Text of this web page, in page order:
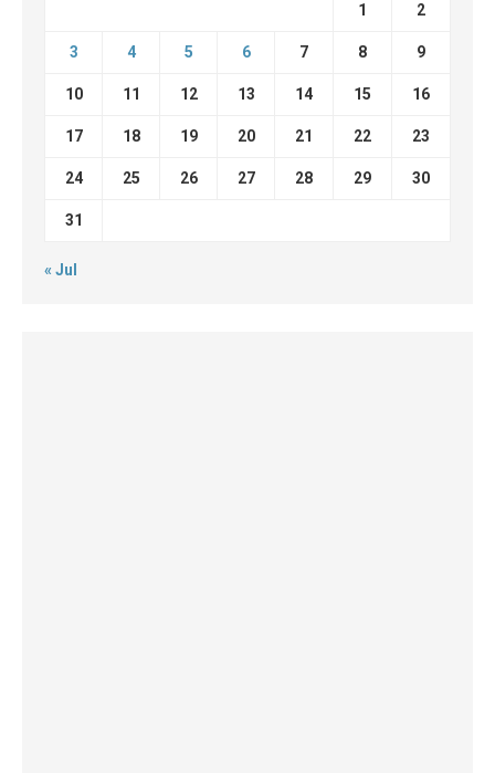
1 2
3 4 5 6 7 8 9
10 11 12 13 14 15 16
17 18 19 20 21 22 23
24 25 26 27 28 29 30
31
« Jul